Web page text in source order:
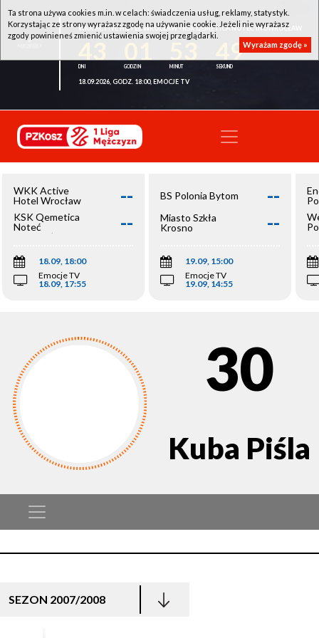
WKK ACTIVE HOTEL WROCŁAW - KSK QEMETICA NOTEĆ INOWROCŁAW
48
18.09.2026, GODZ. 18:00, EMOCJE TV
WKK Active
Hotel Wrocław
--
KSK Qemetica
Noteć
Inowrocław
--
18.09, 18:00
Emocje TV
18.09, 17:55
BS Polonia Bytom --
Miasto Szkła
Krosno
--
19.09, 15:00
Emocje TV
19.09, 14:55
30
Kuba Piśla
SEZON 2007/2008
Ta strona używa cookies m.in. w celach: świadczenia usług, reklamy, statystyk.
Korzystając ze strony wyrażasz zgodę na używanie cookie. Jeżeli nie wyrażasz
zgody powinieneś zmienić ustawienia swojej przeglądarki.
Wyrażam zgodę »